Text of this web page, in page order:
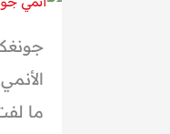
ما